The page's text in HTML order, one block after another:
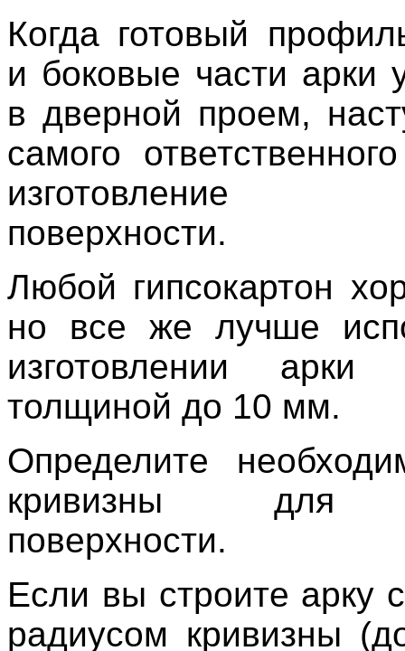
Когда готовый
и боковые части арки
в дверной проем,
самого
изготовление
поверхности.
Любой гипсокартон
но все же лучше
изготовлении арки
толщиной до 10 мм.
Определите
кривизны для
поверхности.
Если вы строите арку
радиусом кривизны